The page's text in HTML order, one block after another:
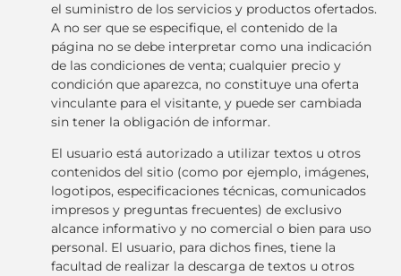
el suministro de los servicios y productos ofertados.
A no ser que se especifique, el contenido de la
página no se debe interpretar como una indicación
de las condiciones de venta; cualquier precio y
condición que aparezca, no constituye una oferta
vinculante para el visitante, y puede ser cambiada
sin tener la obligación de informar.
El usuario está autorizado a utilizar textos u otros
contenidos del sitio (como por ejemplo, imágenes,
logotipos, especificaciones técnicas, comunicados
impresos y preguntas frecuentes) de exclusivo
alcance informativo y no comercial o bien para uso
personal. El usuario, para dichos fines, tiene la
facultad de realizar la descarga de textos u otros